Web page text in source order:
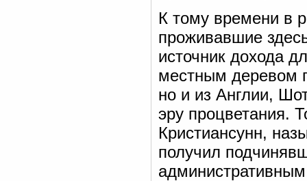
К тому времени в
проживавшие
источник дохода
местным деревом
но и из Англии,
эру процветания.
Кристиансунн,
получил